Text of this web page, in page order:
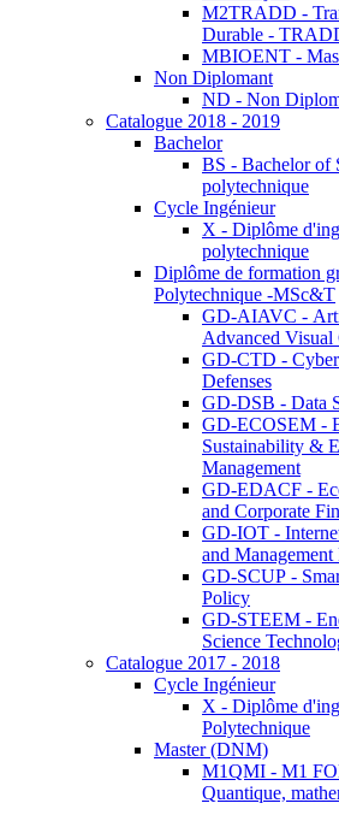
M2TRADD -
Durable -
MBIOENT -
Non Diplomant
ND - Non
Catalogue 2018 - 2019
Bachelor
BS - Bachelor of
polytechnique
Cycle Ingénieur
X - Diplôme
polytechnique
Diplôme de formation
Polytechnique -MSc&T
GD-AIAVC -
Advanced Visual
GD-CTD -
Defenses
GD-DSB - Data
GD-ECOSEM -
Sustainability &
Management
GD-EDACF -
and Corporate
GD-IOT -
and
GD-SCUP -
Policy
GD-STEEM -
Science
Catalogue 2017 - 2018
Cycle Ingénieur
X - Diplôme
Polytechnique
Master (DNM)
M1QMI - M1
Quantique,